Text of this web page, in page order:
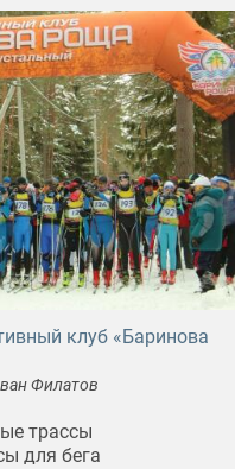
клуб «Баринова
Филатов
трассы
для бега